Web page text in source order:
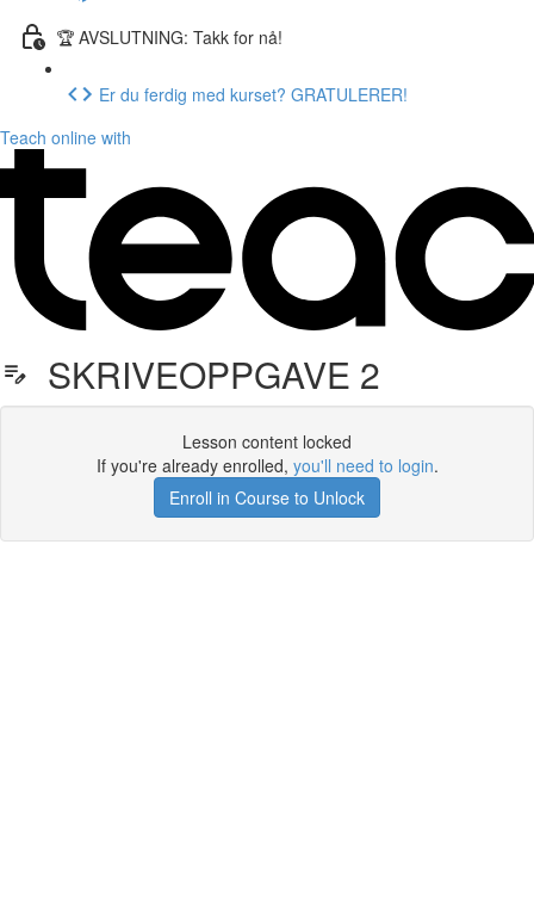
🏆 AVSLUTNING: Takk for nå!
Er du ferdig med kurset? GRATULERER!
Teach online with
SKRIVEOPPGAVE 2
Lesson content locked
If you're already enrolled, you'll need to login.
Enroll in Course to Unlock